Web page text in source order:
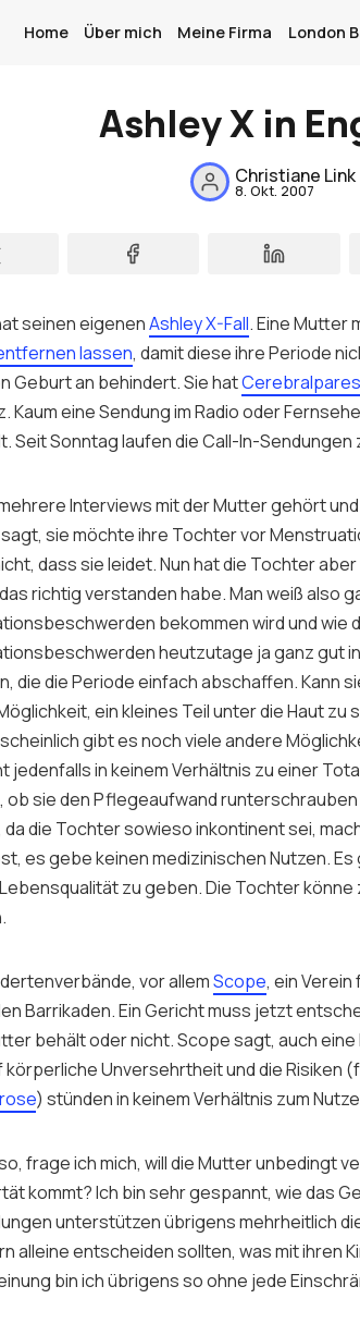
Meine Firma
Kontakt
Sign up
Home Über mich Meine Firma London
Ashley X in
Christiane Link
8. Okt. 2007
seinen eigenenAshley X-Fall. Eine Mutter
lassen, damit diese ihre Periode
Geburt an behindert. Sie hat
Kaum eine Sendung im Radio oder
Seit Sonntag laufen die Call-In-Sendungen
Interviews mit der Mutter gehört
sie möchte ihre Tochter vor
dass sie leidet. Nun hat die Tochter
richtig verstanden habe. Man weiß also
bekommen wird und wie
heutzutage ja ganz gut
die die Periode einfach abschaffen. Kann
ein kleines Teil unter die Haut
gibt es noch viele andere
jedenfalls in keinem Verhältnis zu einer
ob sie den Pflegeaufwand
da die Tochter sowieso inkontinent sei,
es gebe keinen medizinischen Nutzen.
zu geben. Die Tochter könne
vor allemScope, ein
Barrikaden. Ein Gericht muss jetzt
behält oder nicht. Scope sagt, auch eine
körperliche Unversehrtheit und die Risiken
) stünden in keinem Verhältnis zum
frage ich mich, will die Mutter unbedingt
kommt? Ich bin sehr gespannt, wie das
unterstützen übrigens mehrheitlich
alleine entscheiden sollten, was mit ihren
bin ich übrigens so ohne jede